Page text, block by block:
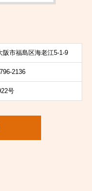
阪市福島区海老江5-1-9
2136
号